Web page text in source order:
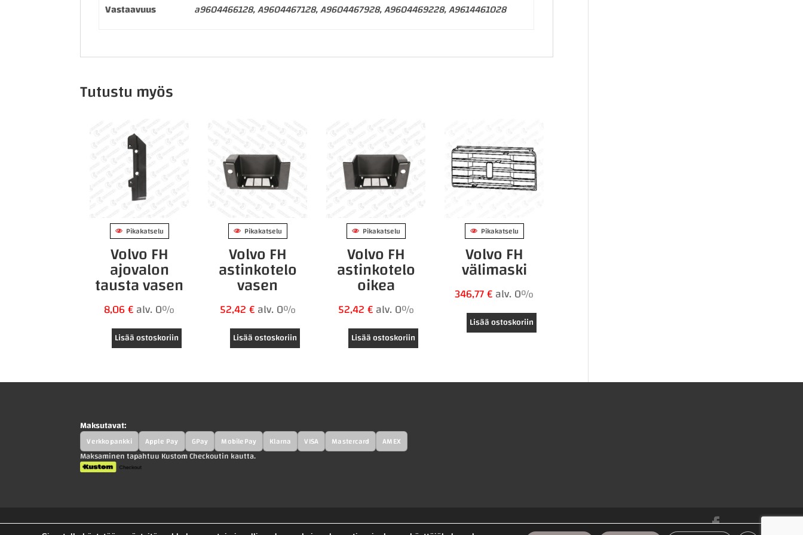
Vastaavuus a9604466128, A9604467128, A9604467928, A9604469228, A9614461028
Tutustu myös
Pikakatselu
Volvo FH
ajovalon
tausta vasen
8,06€alv. 0%
Lisää ostoskoriin
Pikakatselu
Volvo FH
astinkotelo
vasen
52,42€alv. 0%
Lisää ostoskoriin
Pikakatselu
Volvo FH
astinkotelo
oikea
52,42€alv. 0%
Lisää ostoskoriin
Pikakatselu
Volvo FH
välimaski
346,77€alv. 0%
Lisää ostoskoriin
Maksutavat:
Verkkopankki Apple Pay GPay MobilePay Klarna VISA Mastercard AMEX
Maksaminen tapahtuu Kustom Checkoutin kautta.